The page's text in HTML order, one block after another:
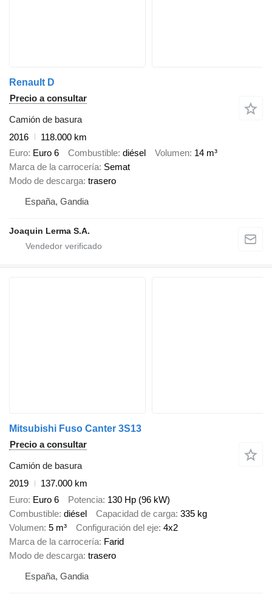
Renault D
Precio a consultar
Camión de basura
2016
118.000 km
Euro Euro 6 Combustible diésel Volumen 14 m³
Marca de la carrocería Semat
Modo de descarga trasero
España, Gandia
Joaquin Lerma S.A.
Mitsubishi Fuso Canter 3S13
Precio a consultar
Camión de basura
2019
137.000 km
Euro Euro 6 Potencia 130 Hp (96 kW)
Combustible diésel Capacidad de carga 335 kg
Volumen 5 m³ Configuración del eje 4x2
Marca de la carrocería Farid
Modo de descarga trasero
España, Gandia